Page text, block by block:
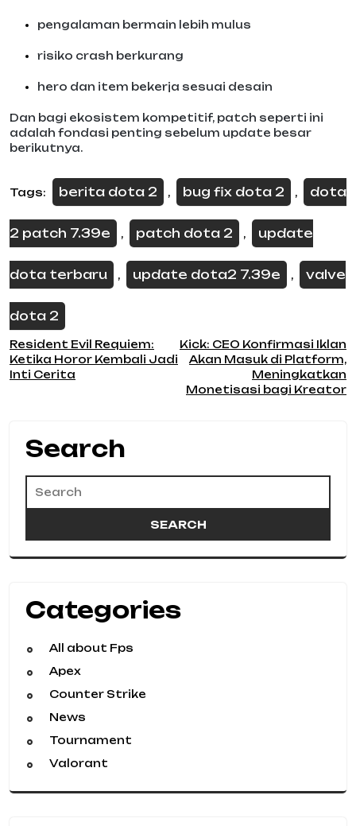
pengalaman bermain lebih mulus
risiko crash berkurang
hero dan item bekerja sesuai desain
Dan bagi ekosistem kompetitif, patch seperti ini
adalah fondasi penting sebelum update besar
berikutnya.
Tags: berita dota 2 , bug fix dota 2 , dota
2 patch 7.39e , patch dota 2 , update
dota terbaru , update dota2 7.39e , valve
dota 2
Post
navigation
Resident Evil Requiem:
Ketika Horor Kembali Jadi
Inti Cerita
Kick: CEO Konfirmasi Iklan
Akan Masuk di Platform,
Meningkatkan
Monetisasi bagi Kreator
Search
Categories
All about Fps
Apex
Counter Strike
News
Tournament
Valorant